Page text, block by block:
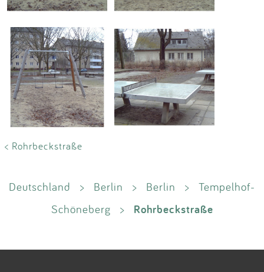
< Rohrbeckstraße
Deutschland > Berlin > Berlin >
Tempelhof-
Schöneberg
> Rohrbeckstraße